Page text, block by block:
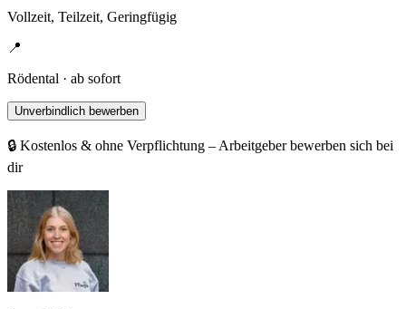
Vollzeit, Teilzeit, Geringfügig
📍
Rödental · ab sofort
Unverbindlich bewerben
🔒 Kostenlos & ohne Verpflichtung – Arbeitgeber bewerben sich bei
dir